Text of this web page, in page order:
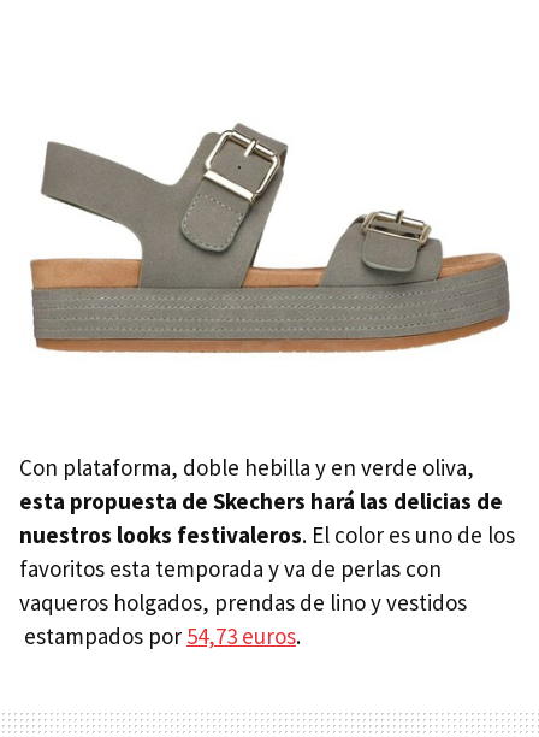
Con plataforma, doble hebilla y en verde oliva,
esta propuesta de Skechers hará las delicias de
nuestros looks festivaleros. El color es uno de los
favoritos esta temporada y va de perlas con
vaqueros holgados, prendas de lino y vestidos
estampados por 54,73 euros.